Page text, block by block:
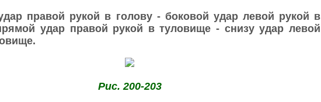
правой рукой в голову - боковой удар левой рукой в
удар правой рукой в туловище - снизу удар левой
Рис. 200-203